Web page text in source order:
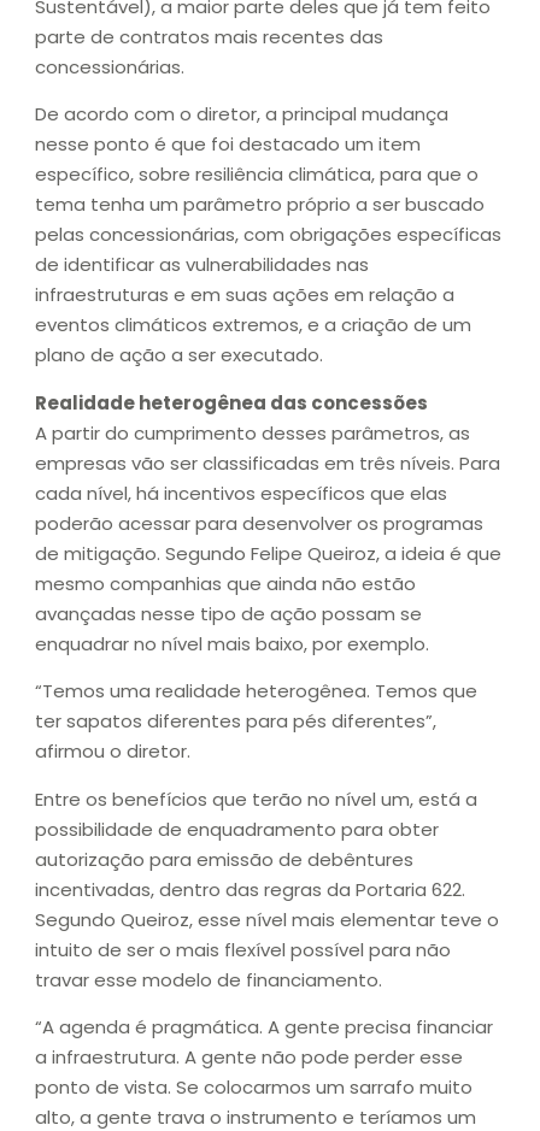
Sustentável), a maior parte deles que já tem feito
parte de contratos mais recentes das
concessionárias.
De acordo com o diretor, a principal mudança
nesse ponto é que foi destacado um item
específico, sobre resiliência climática, para que o
tema tenha um parâmetro próprio a ser buscado
pelas concessionárias, com obrigações específicas
de identificar as vulnerabilidades nas
infraestruturas e em suas ações em relação a
eventos climáticos extremos, e a criação de um
plano de ação a ser executado.
Realidade heterogênea das concessões
A partir do cumprimento desses parâmetros, as
empresas vão ser classificadas em três níveis. Para
cada nível, há incentivos específicos que elas
poderão acessar para desenvolver os programas
de mitigação. Segundo Felipe Queiroz, a ideia é que
mesmo companhias que ainda não estão
avançadas nesse tipo de ação possam se
enquadrar no nível mais baixo, por exemplo.
“Temos uma realidade heterogênea. Temos que
ter sapatos diferentes para pés diferentes”,
afirmou o diretor.
Entre os benefícios que terão no nível um, está a
possibilidade de enquadramento para obter
autorização para emissão de debêntures
incentivadas, dentro das regras da Portaria 622.
Segundo Queiroz, esse nível mais elementar teve o
intuito de ser o mais flexível possível para não
travar esse modelo de financiamento.
“A agenda é pragmática. A gente precisa financiar
a infraestrutura. A gente não pode perder esse
ponto de vista. Se colocarmos um sarrafo muito
alto, a gente trava o instrumento e teríamos um